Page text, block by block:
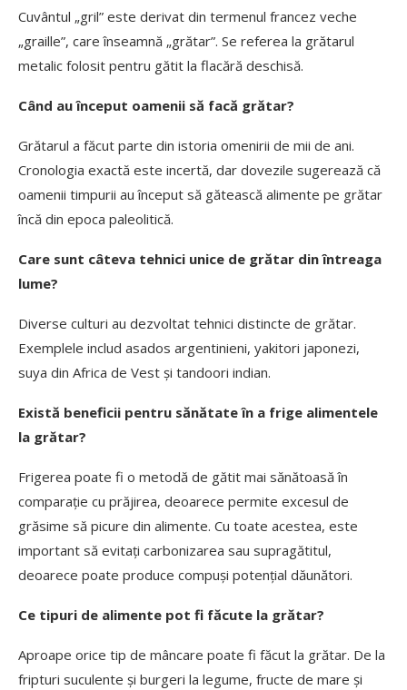
Cuvântul „gril” este derivat din termenul francez veche
„graille”, care înseamnă „grătar”. Se referea la grătarul
metalic folosit pentru gătit la flacără deschisă.
Când au început oamenii să facă grătar?
Grătarul a făcut parte din istoria omenirii de mii de ani.
Cronologia exactă este incertă, dar dovezile sugerează că
oamenii timpurii au început să gătească alimente pe grătar
încă din epoca paleolitică.
Care sunt câteva tehnici unice de grătar din întreaga
lume?
Diverse culturi au dezvoltat tehnici distincte de grătar.
Exemplele includ asados argentinieni, yakitori japonezi,
suya din Africa de Vest și tandoori indian.
Există beneficii pentru sănătate în a frige alimentele
la grătar?
Frigerea poate fi o metodă de gătit mai sănătoasă în
comparație cu prăjirea, deoarece permite excesul de
grăsime să picure din alimente. Cu toate acestea, este
important să evitați carbonizarea sau supragătitul,
deoarece poate produce compuși potențial dăunători.
Ce tipuri de alimente pot fi făcute la grătar?
Aproape orice tip de mâncare poate fi făcut la grătar. De la
fripturi suculente și burgeri la legume, fructe de mare și